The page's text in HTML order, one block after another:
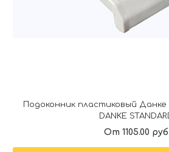
Подоконник пластиковый
DANKE
От 1105.00 руб